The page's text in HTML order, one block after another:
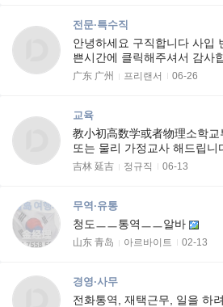
전문·특수직
안녕하세요 구직합니다 사입 번역 시장조사 바
쁜시간에 클릭해
广东 广州 프리랜서 06-26
교육
教小初高数学或者物理소학
또는 물리 가정교사 해드립니
吉林 延吉 정규직 06-13
무역·유통
청도ㅡㅡ통역ㅡㅡ알바
山东 青岛 아르바이트 02-13
경영·사무
전화통역, 재택근무, 일을 하